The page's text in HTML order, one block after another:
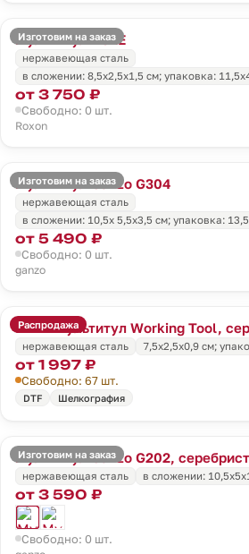
Изготовим на заказ
Мультитул KS2E
нержавеющая сталь
в сложении: 8,5х2,5х1,5 см; упаковка:
от 3 750 ₽
Свободно: 0 шт.
Roxon
Изготовим на заказ
Мультитул Ganzo G304
нержавеющая сталь
в сложении: 10,5х 5,5х3,5 см; упаковка:
от 5 490 ₽
Свободно: 0 шт.
ganzo
Распродажа
Мини-мультитул Working Tool,
нержавеющая сталь
7,5х2,5х0,9 см;
от 1 997 ₽
Свободно: 67 шт.
DTF Шелкография
Изготовим на заказ
Мультитул Ganzo G202,
нержавеющая сталь
в сложении:
от 3 590 ₽
Свободно: 0 шт.